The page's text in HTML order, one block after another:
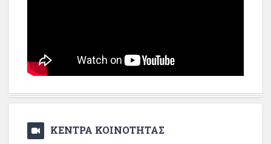
ΚΕΝΤΡΑ ΚΟΙΝΟΤΗΤΑΣ